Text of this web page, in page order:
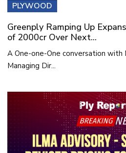
PLYWOOD
Greenply Ramping Up
of 2000cr Over Next...
A One-one-One conversation with
Managing Dir...